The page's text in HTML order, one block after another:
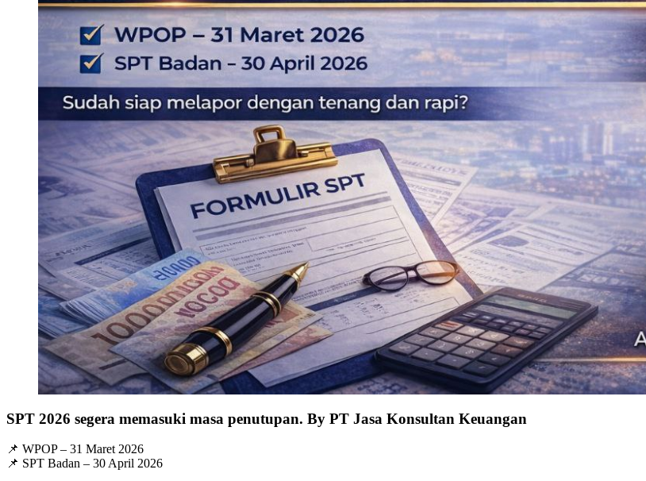
SPT 2026 segera memasuki masa penutupan. By PT Jasa Konsultan Keuangan
📌 WPOP – 31 Maret 2026
📌 SPT Badan – 30 April 2026